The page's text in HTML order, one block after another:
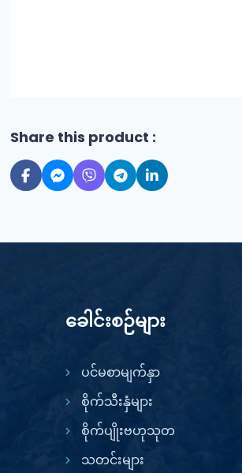
Share this product :
ခေါင်းစဉ်များ
ပင်မစာမျက်နှာ
စိုက်သီးနှံများ
စိုက်ပျိုးဗဟုသုတ
သတင်းများ